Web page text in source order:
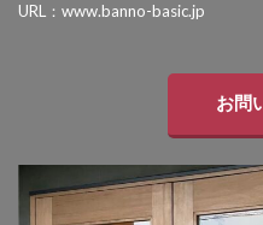
URL：www.banno-basic.jp
お問
OnlyOne ベルダ
OnlyOne モデルノX ライ
OnlyOne ラ･クローヌ ス
OnlyOne ラッセルポスト
OnlyOne 和錆